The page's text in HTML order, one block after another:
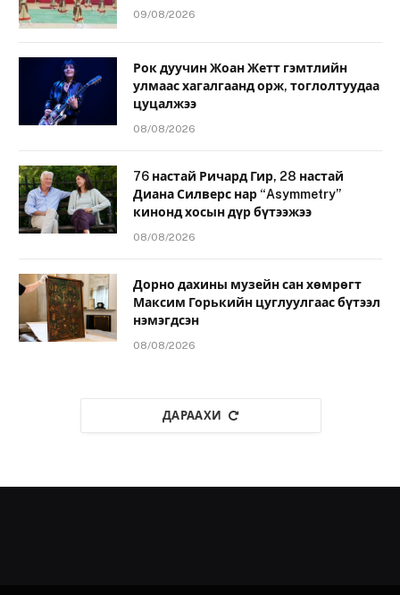
09/08/2026
Рок дуучин Жоан Жетт гэмтлийн
улмаас хагалгаанд орж, тоглолтуудаа
цуцалжээ
08/08/2026
76 настай Ричард Гир, 28 настай
Диана Силверс нар “Asymmetry”
кинонд хосын дүр бүтээжээ
08/08/2026
Дорно дахины музейн сан хөмрөгт
Максим Горькийн цуглуулгаас бүтээл
нэмэгдсэн
08/08/2026
ДАРААХИ